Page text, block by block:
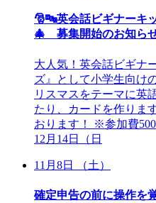
🎅🔤英会話ビギナー
🎄 募集開始のお知ら
大人気！英会話ビギナ
ズ』として小学生向け
リスマスをテーマに英
たり、カードを作りま
おります！ ※参加費
12月14日（日
11月8日 （土）
確定申告の前に操作を